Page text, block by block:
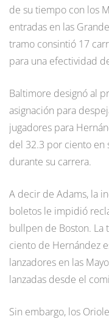
de su tiempo con los
entradas en las
tramo consintió 17
para una efectividad
Baltimore designó al
asignación para
jugadores para
del 32.3 por ciento en
durante su carrera.
A decir de Adams, la
boletos le impidió
bullpen de Boston. La
ciento de Hernández
lanzadores en las
lanzadas desde el
Sin embargo, los